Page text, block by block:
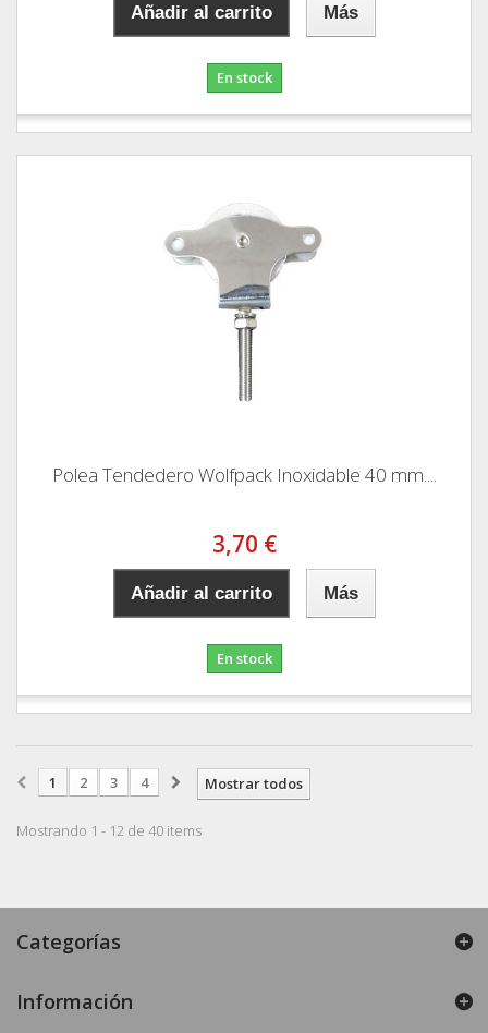
Añadir al carrito Más
En stock
Polea Tendedero Wolfpack Inoxidable 40 mm....
3,70 €
Añadir al carrito Más
En stock
Mostrar todos
1 2 3 4
Mostrando 1 - 12 de 40 items
Categorías
Información